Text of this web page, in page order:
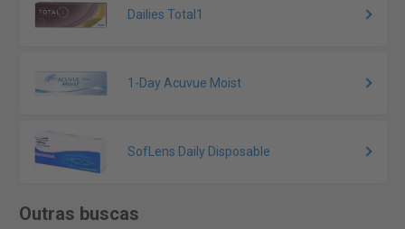
Dailies Total1
1-Day Acuvue Moist
SofLens Daily Disposable
Outras buscas